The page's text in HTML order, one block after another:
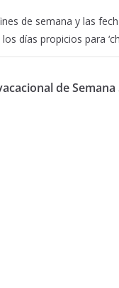
de semana y las
días propicios para
de Semana